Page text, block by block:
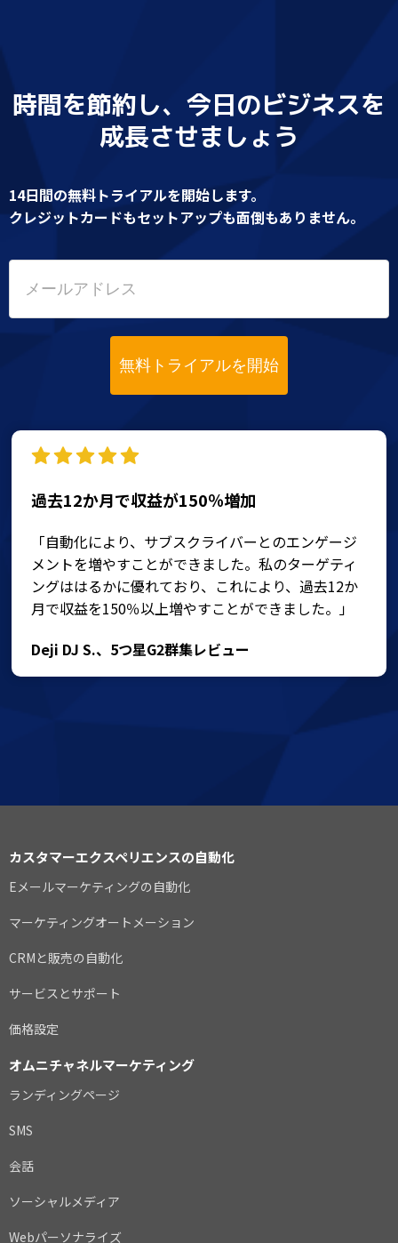
時間を節約し、今日のビジネスを
成長させましょう
14日間の無料トライアルを開始します。
クレジットカードもセットアップも面倒もありません。
無料トライアルを開始
過去12か月で収益が150％増加
「自動化により、サブスクライバーとのエンゲージ
メントを増やすことができました。私のターゲティ
ングははるかに優れており、これにより、過去12か
月で収益を150％以上増やすことができました。」
Deji DJ S.、5つ星G2群集レビュー
カスタマーエクスペリエンスの自動化
Eメールマーケティングの自動化
マーケティングオートメーション
CRMと販売の自動化
サービスとサポート
価格設定
オムニチャネルマーケティング
ランディングページ
SMS
会話
ソーシャルメディア
Webパーソナライズ